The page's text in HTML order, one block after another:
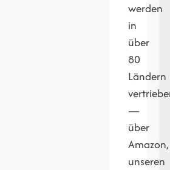
werden
in
über
80
Ländern
—
über
Amazon,
unseren